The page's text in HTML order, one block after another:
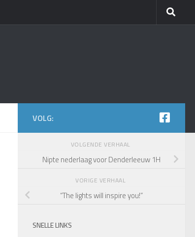
VOLG:
VOLGENDE VERHAAL
Nipte nederlaag voor Denderleeuw 1H
VORIGE VERHAAL
“The lights will inspire you!”
SNELLE LINKS